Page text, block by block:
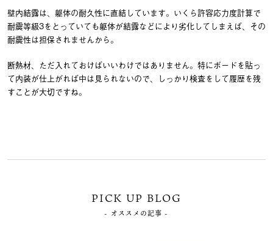
壁内結露は、躯体の耐久性に直結しています。いくら許容応力度計算で
耐震等級3をとっていても躯体が結露などにより劣化してしまえば、その
耐震性は担保されませんから。
断熱材、ただ入れておけばいいわけではありません。特にボードを貼っ
て内装が仕上がれば中は見られないので、しっかり検査をして履歴を残
すことが大切ですね。
PICK UP BLOG
- オススメの記事 -